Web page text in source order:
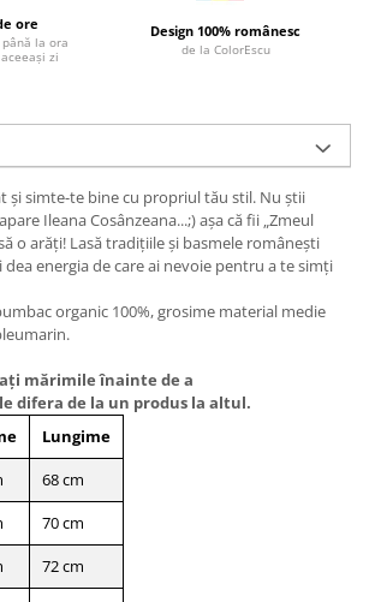
ore
la ora
zi
Design 100% românesc
de la ColorEscu
şi simte-te bine cu propriul tău stil. Nu ştii
Ileana Cosânzeana...;) aşa că fii „Zmeul
o arăţi! Lasă tradiţiile şi basmele româneşti
dea energia de care ai nevoie pentru a te simţi
organic 100%, grosime material medie
mărimile înainte de a
difera de la un produs la altul.
Lungime
68 cm
70 cm
72 cm